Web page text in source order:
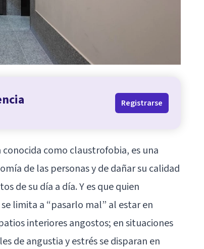
Registrarse
como claustrofobia, es una
de las personas y de dañar su calidad
de su día a día. Y es que quien
limita a “pasarlo mal” al estar en
interiores angostos; en situaciones
de angustia y estrés se disparan en